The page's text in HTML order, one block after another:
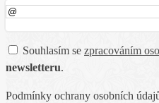
Souhlasím se zpracováním
newsletteru.
Podmínky ochrany osobních